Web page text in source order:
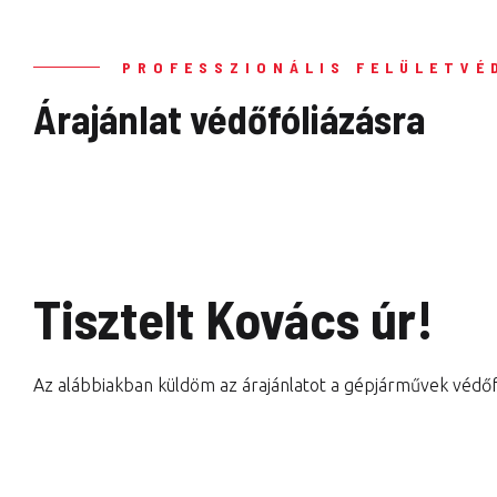
PROFESSZIONÁLIS
Árajánlat védőfóliázásra
Tisztelt Kovács úr!
Az alábbiakban küldöm az árajánlatot a gépjárművek